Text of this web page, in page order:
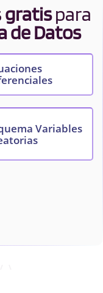
gratispara
de Datos
Variables